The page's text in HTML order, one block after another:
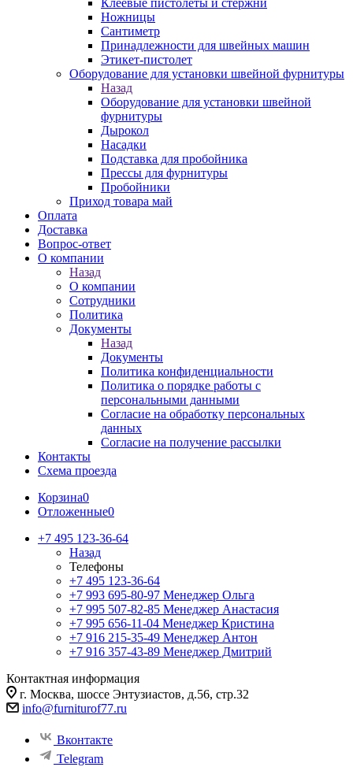
Клеевые пистолеты и стержни
Ножницы
Сантиметр
Принадлежности для швейных машин
Этикет-пистолет
Оборудование для установки швейной фурнитуры
Назад
Оборудование для установки швейной
фурнитуры
Дырокол
Насадки
Подставка для пробойника
Прессы для фурнитуры
Пробойники
Приход товара май
Оплата
Доставка
Вопрос-ответ
О компании
Назад
О компании
Сотрудники
Политика
Документы
Назад
Документы
Политика конфиденциальности
Политика о порядке работы с
персональными данными
Согласие на обработку персональных
данных
Согласие на получение рассылки
Контакты
Схема проезда
Корзина0
Отложенные0
+7 495 123-36-64
Назад
Телефоны
+7 495 123-36-64
+7 993 695-80-97 Менеджер Ольга
+7 995 507-82-85 Менеджер Анастасия
+7 995 656-11-04 Менеджер Кристина
+7 916 215-35-49 Менеджер Антон
+7 916 357-43-89 Менеджер Дмитрий
Контактная информация
г. Москва, шоссе Энтузиастов, д.56, стр.32
info@furniturof77.ru
Вконтакте
Telegram